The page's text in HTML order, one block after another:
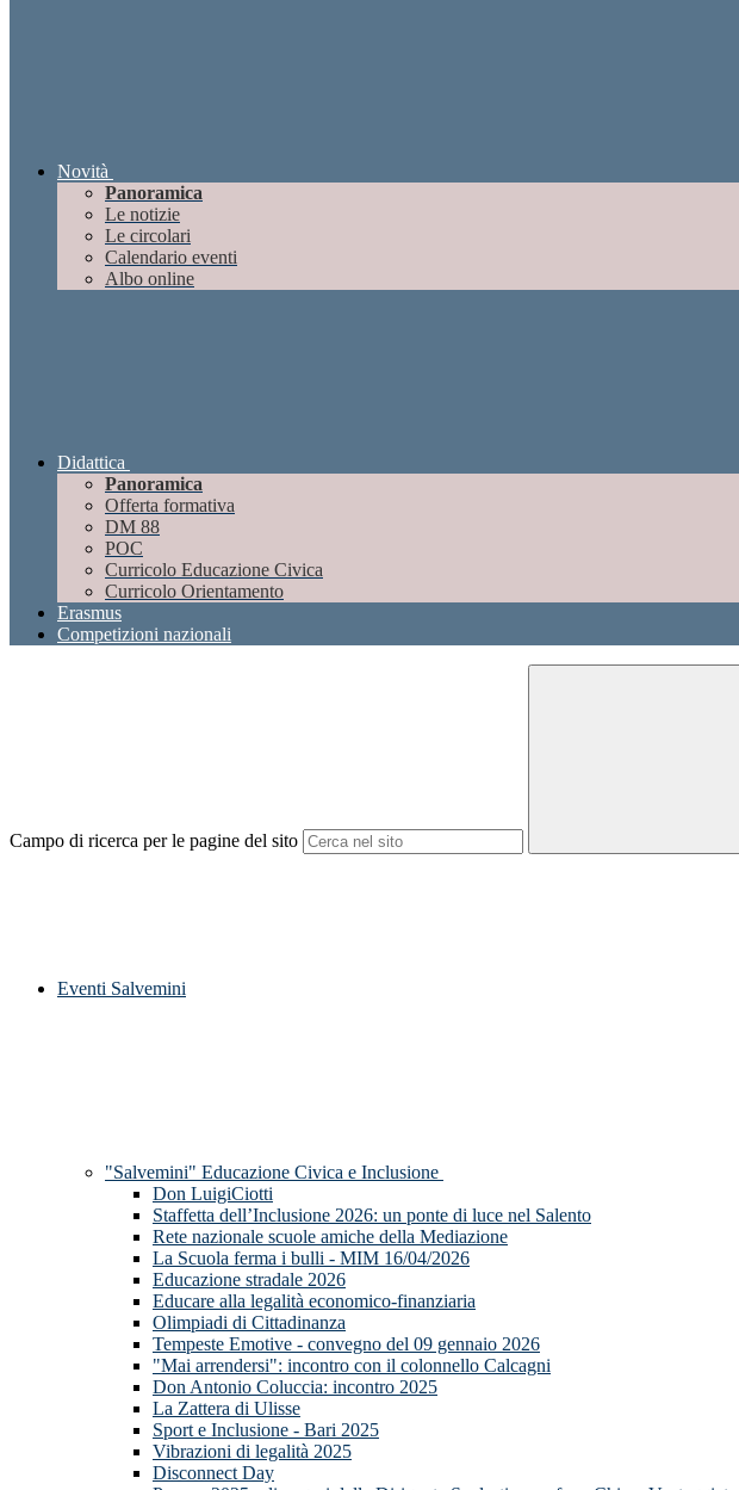
Novità
Panoramica
Le notizie
Le circolari
Calendario eventi
Albo online
Didattica
Panoramica
Offerta formativa
DM 88
POC
Curricolo Educazione Civica
Curricolo Orientamento
Erasmus
Competizioni nazionali
Campo di ricerca per le pagine del sito
Eventi Salvemini
"Salvemini" Educazione Civica e Inclusione
Don LuigiCiotti
Staffetta dell’Inclusione 2026: un ponte di luce nel Salento
Rete nazionale scuole amiche della Mediazione
La Scuola ferma i bulli - MIM 16/04/2026
Educazione stradale 2026
Educare alla legalità economico-finanziaria
Olimpiadi di Cittadinanza
Tempeste Emotive - convegno del 09 gennaio 2026
"Mai arrendersi": incontro con il colonnello Calcagni
Don Antonio Coluccia: incontro 2025
La Zattera di Ulisse
Sport e Inclusione - Bari 2025
Vibrazioni di legalità 2025
Disconnect Day